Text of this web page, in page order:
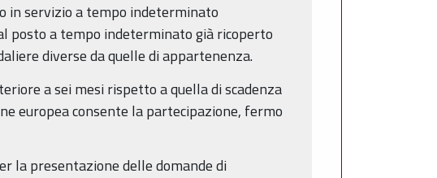
in servizio a tempo indeterminato
posto a tempo indeterminato già ricoperto
diverse da quelle di appartenenza.
a sei mesi rispetto a quella di scadenza
europea consente la partecipazione, fermo
la presentazione delle domande di